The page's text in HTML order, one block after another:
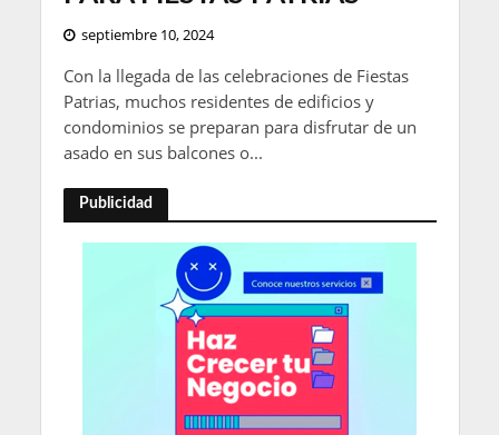
septiembre 10, 2024
Con la llegada de las celebraciones de Fiestas
Patrias, muchos residentes de edificios y
condominios se preparan para disfrutar de un
asado en sus balcones o...
Publicidad